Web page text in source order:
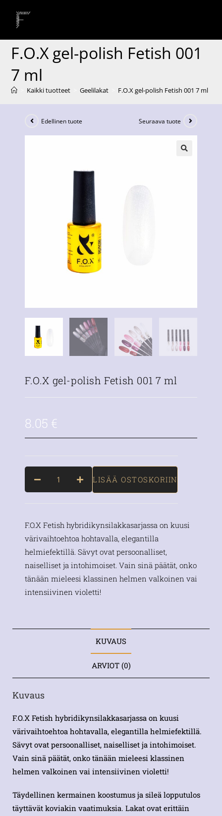
F.O.X gel-polish Fetish 001
7 ml
Kaikki tuotteet Geelilakat F.O.X gel-polish Fetish 001 7 ml
Edellinen tuote Seuraava tuote
F.O.X gel-polish Fetish 001 7 ml
8.05 €
LISÄÄ OSTOSKORIIN
F.O.X Fetish hybridikynsilakkasarjassa on kuusi
värivaihtoehtoa hohtavalla, elegantilla
helmiefektillä. Sävyt ovat persoonalliset,
naiselliset ja intohimoiset. Vain sinä päätät, onko
tänään mieleesi klassinen helmen valkoinen vai
intensiivinen violetti!
KUVAUS
ARVIOT (0)
Kuvaus
F.O.X Fetish hybridikynsilakkasarjassa on kuusi
värivaihtoehtoa hohtavalla, elegantilla helmiefektillä.
Sävyt ovat persoonalliset, naiselliset ja intohimoiset.
Vain sinä päätät, onko tänään mieleesi klassinen
helmen valkoinen vai intensiivinen violetti!
Täydellinen kermainen koostumus ja sileä lopputulos
täyttävät koviakin vaatimuksia. Lakat ovat erittäin